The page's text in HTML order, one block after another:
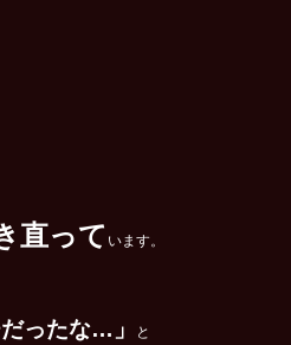
直って います。
ったな…」 と